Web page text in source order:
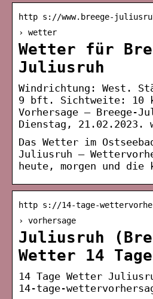
http s://www.breege-
› wetter
Wetter für
Juliusruh
Windrichtung: West.
9 bft. Sichtweite: 10
Vorhersage – Breege-
Dienstag, 21.02.2023.
Das Wetter im
Juliusruh –
heute, morgen und die
http s://14-tage-
› vorhersage
Juliusruh
Wetter 14 Tage
14 Tage Wetter
14-tage-